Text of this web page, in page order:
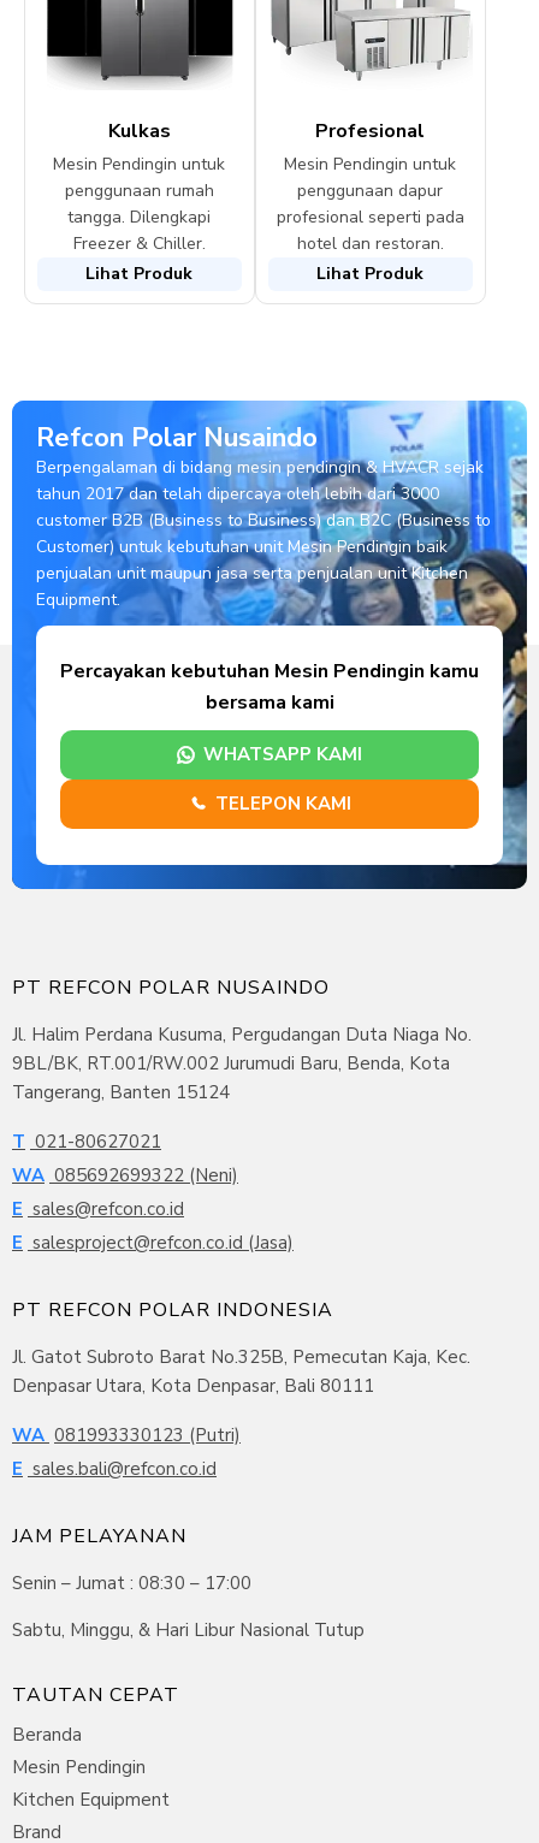
Kulkas
Mesin Pendingin untuk
penggunaan rumah
tangga. Dilengkapi
Freezer & Chiller.
Lihat Produk
Profesional
Mesin Pendingin untuk
penggunaan dapur
profesional seperti pada
hotel dan restoran.
Lihat Produk
Refcon Polar Nusaindo
Berpengalaman di bidang mesin pendingin & HVACR sejak
tahun 2017 dan telah dipercaya oleh lebih dari 3000
customer B2B (Business to Business) dan B2C (Business to
Customer) untuk kebutuhan unit Mesin Pendingin baik
penjualan unit maupun jasa serta penjualan unit Kitchen
Equipment.
Percayakan kebutuhan Mesin Pendingin kamu
bersama kami
WHATSAPP KAMI
TELEPON KAMI
PT REFCON POLAR NUSAINDO
Jl. Halim Perdana Kusuma, Pergudangan Duta Niaga No.
9BL/BK, RT.001/RW.002 Jurumudi Baru, Benda, Kota
Tangerang, Banten 15124
T 021-80627021
WA 085692699322 (Neni)
E sales@refcon.co.id
E salesproject@refcon.co.id (Jasa)
PT REFCON POLAR INDONESIA
Jl. Gatot Subroto Barat No.325B, Pemecutan Kaja, Kec.
Denpasar Utara, Kota Denpasar, Bali 80111
WA 081993330123 (Putri)
E sales.bali@refcon.co.id
JAM PELAYANAN
Senin – Jumat : 08:30 – 17:00
Sabtu, Minggu, & Hari Libur Nasional Tutup
TAUTAN CEPAT
Beranda
Mesin Pendingin
Kitchen Equipment
Brand